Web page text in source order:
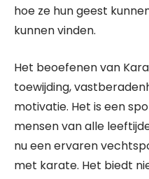
hoe ze hun geest
kunnen vinden.
Het beoefenen van
toewijding,
motivatie. Het is een
mensen van alle
nu een ervaren
met karate. Het biedt